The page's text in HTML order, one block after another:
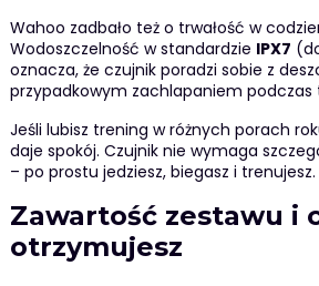
Wahoo zadbało też o trwałość w
Wodoszczelność w standardzie IPX7
oznacza, że czujnik poradzi sobie z
przypadkowym zachlapaniem podczas
Jeśli lubisz trening w różnych porach
daje spokój. Czujnik nie wymaga
– po prostu jedziesz, biegasz i trenujesz.
Zawartość zestawu i
otrzymujesz